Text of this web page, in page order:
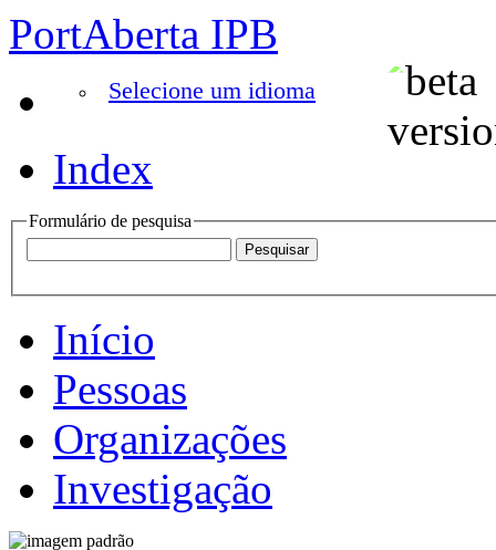
PortAberta IPB
Selecione um idioma
Index
Formulário de pesquisa
Início
Pessoas
Organizações
Investigação